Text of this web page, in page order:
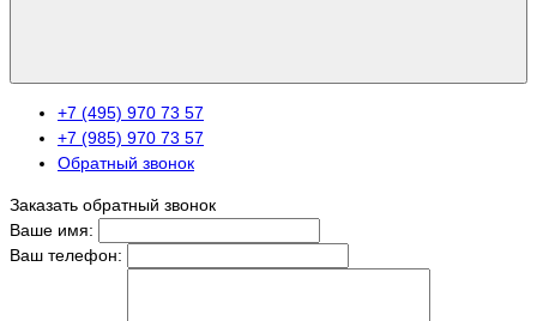
+7 (495) 970 73 57
+7 (985) 970 73 57
Обратный звонок
Заказать обратный звонок
Ваше имя:
Ваш телефон: